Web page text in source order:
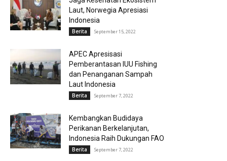
Laut, Norwegia Apresiasi
Indonesia
Berita September 15, 2022
APEC Apresisasi
Pemberantasan IUU Fishing
dan Penanganan Sampah
Laut Indonesia
Berita September 7, 2022
Kembangkan Budidaya
Perikanan Berkelanjutan,
Indonesia Raih Dukungan FAO
Berita September 7, 2022